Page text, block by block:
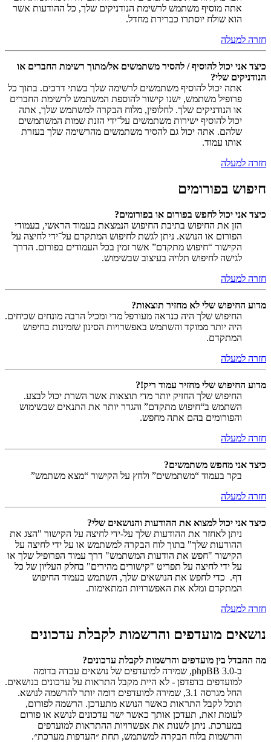
אתה מוסיף משתמש לרשימת הנודניקים שלך, כל ההודעות אשר
הוא שולח יוסתרו כברירת מחדל.
חזרה למעלה
כיצד אני יכול להוסיף / להסיר משתמשים אל/מתוך רשימת החברים או
הנודניקים שלי?
אתה יכול להוסיף משתמשים לרשימה שלך בשתי דרכים. בתוך כל
פרופיל משתמש, ישנו קישור להוספת המשתמש לרשימת החברים
או הנודניקים שלך. לחלופין, מלוח הבקרה למשתמש שלך, אתה
יכול להוסיף ישירות משתמשים על־ידי הזנת שמות המשתמשים
שלהם. אתה יכול גם להסיר משתמשים מהרשימה שלך בעזרת
אותו עמוד.
חזרה למעלה
חיפוש בפורומים
כיצד אני יכול לחפש בפורום או בפורומים?
הזן את החיפוש בתיבת החיפוש הנמצאת בעמוד הראשי, בעמודי
הפורום או הנושא. ניתן לגשת לחיפוש המתקדם על־ידי לחיצה על
הקישור “חיפוש מתקדם” אשר זמין בכל העמודים בפורום. הדרך
לגישה לחיפוש תלויה בעיצוב שבשימוש.
חזרה למעלה
מדוע החיפוש שלי לא מחזיר תוצאות?
החיפוש שלך היה כנראה מעורפל מדי ומכיל הרבה מונחים שכיחים.
היה יותר ממוקד והשתמש באפשרויות הסינון שזמינות בחיפוש
המתקדם.
חזרה למעלה
מדוע החיפוש שלי מחזיר עמוד ריק!?
החיפוש שלך החזיק יותר מדי תוצאות אשר השרת יכול לבצע.
השתמש ב“חיפוש מתקדם” והגדר יותר את התנאים שבשימוש
והפורומים בהם אתה מחפש.
חזרה למעלה
כיצד אני מחפש משתמשים?
בקר בעמוד “משתמשים” ולחץ על הקישור “מצא משתמש”
חזרה למעלה
כיצד אני יכול למצוא את ההודעות והנושאים שלי?
ניתן לאחזר את ההודעות שלך על-ידי לחיצה על הקישור "הצג את
ההודעות שלך" בתוך לוח הבקרה למשתמש או על ידי לחיצה על
הקישור "חפש את הודעות המשתמש" דרך עמוד הפרופיל שלך או
על ידי לחיצה על תפריט "קישורים מהירים" בחלק העליון של כל
דף. כדי לחפש את הנושאים שלך, השתמש בעמוד החיפוש
המתקדם ומלא את האפשרויות המתאימות.
חזרה למעלה
נושאים מועדפים והרשמות לקבלת עדכונים
מה ההבדל בין מועדפים והרשמות לקבלת עדכונים?
ב-phpBB 3.0, שמירה למועדפים של נושאים עבדה בדומה
למועדפים בדפדפן - לא היית מקבל התראות על עדכונים בנושאים.
החל מגרסה 3.1, שמירה למועדפים דומה יותר להרשמה לנושא.
תוכל לקבל התראות כאשר הנושא מתעדכן. הרשמה לפורום,
לעומת זאת, תעדכן אותך כאשר ישר עדכונים לנושא או פורום
במערכת. ניתן לשנות את אפשרויות ההתראות למועדפים
והרשמות בלוח הבקרה למשתמש, תחת ״העדפות מערכת״.